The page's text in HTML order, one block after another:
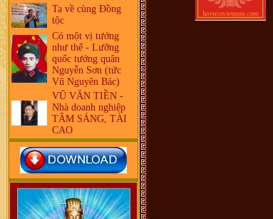
Ta về cùng Đồng
tộc
Có một vị tướng
như thế - Lưỡng
quốc tướng quân
Nguyễn Sơn (tức
Vũ Nguyên Bác)
VŨ VĂN TIỀN -
Nhà doanh nghiệp
TÂM SÁNG, TÀI
CAO